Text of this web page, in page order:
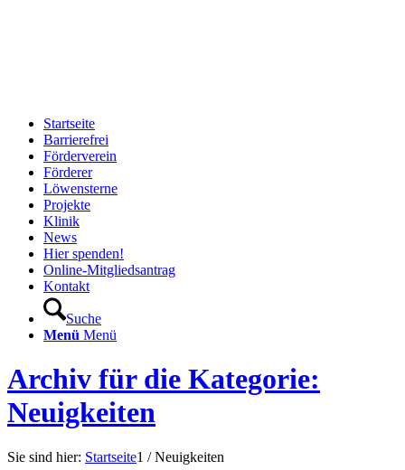
Startseite
Barrierefrei
Förderverein
Förderer
Löwensterne
Projekte
Klinik
News
Hier spenden!
Online-Mitgliedsantrag
Kontakt
Suche
Menü Menü
Archiv für die Kategorie:
Neuigkeiten
Sie sind hier: Startseite1 / Neuigkeiten